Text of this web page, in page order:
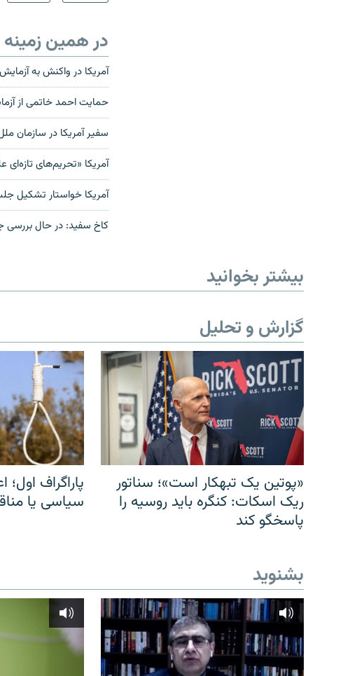
در همین زمینه
آمریکا در واکنش به آزمایش موشکی ایران ۲۵ شخص
حمایت احمد خاتمی از
سفیر آمریکا در سازمان
آمریکا «تحریم‌های تازه‌ای
آمریکا خواستار تشکیل
کاخ سفید: در حال بررسی
بیشتر بخوانید
گزارش و تحلیل
«پوتین یک تبهکار است»؛ سناتور
ریک اسکات: کنگره باید روسیه را
پاسخگو کند
پاراگراف اول؛
سیاسی یا
بشنوید